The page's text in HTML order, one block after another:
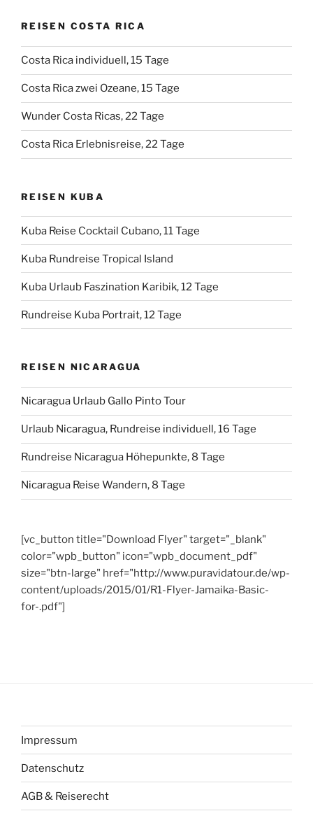
REISEN COSTA RICA
Costa Rica individuell, 15 Tage
Costa Rica zwei Ozeane, 15 Tage
Wunder Costa Ricas, 22 Tage
Costa Rica Erlebnisreise, 22 Tage
REISEN KUBA
Kuba Reise Cocktail Cubano, 11 Tage
Kuba Rundreise Tropical Island
Kuba Urlaub Faszination Karibik, 12 Tage
Rundreise Kuba Portrait, 12 Tage
REISEN NICARAGUA
Nicaragua Urlaub Gallo Pinto Tour
Urlaub Nicaragua, Rundreise individuell, 16 Tage
Rundreise Nicaragua Höhepunkte, 8 Tage
Nicaragua Reise Wandern, 8 Tage
[vc_button title="Download Flyer" target="_blank"
color="wpb_button" icon="wpb_document_pdf"
size="btn-large" href="http://www.puravidatour.de/wp-
content/uploads/2015/01/R1-Flyer-Jamaika-Basic-
for-.pdf"]
Impressum
Datenschutz
AGB & Reiserecht